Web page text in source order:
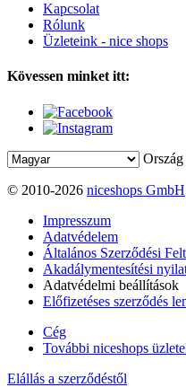
Kapcsolat
Rólunk
Üzleteink - nice shops
Kövessen minket itt:
© 2010-2026 niceshops GmbH
Impresszum
Adatvédelem
Általános Szerződési
Akadálymentesítési
Adatvédelmi beállítások
Előfizetéses szerződés
Cég
További niceshops
Elállás a szerződéstől